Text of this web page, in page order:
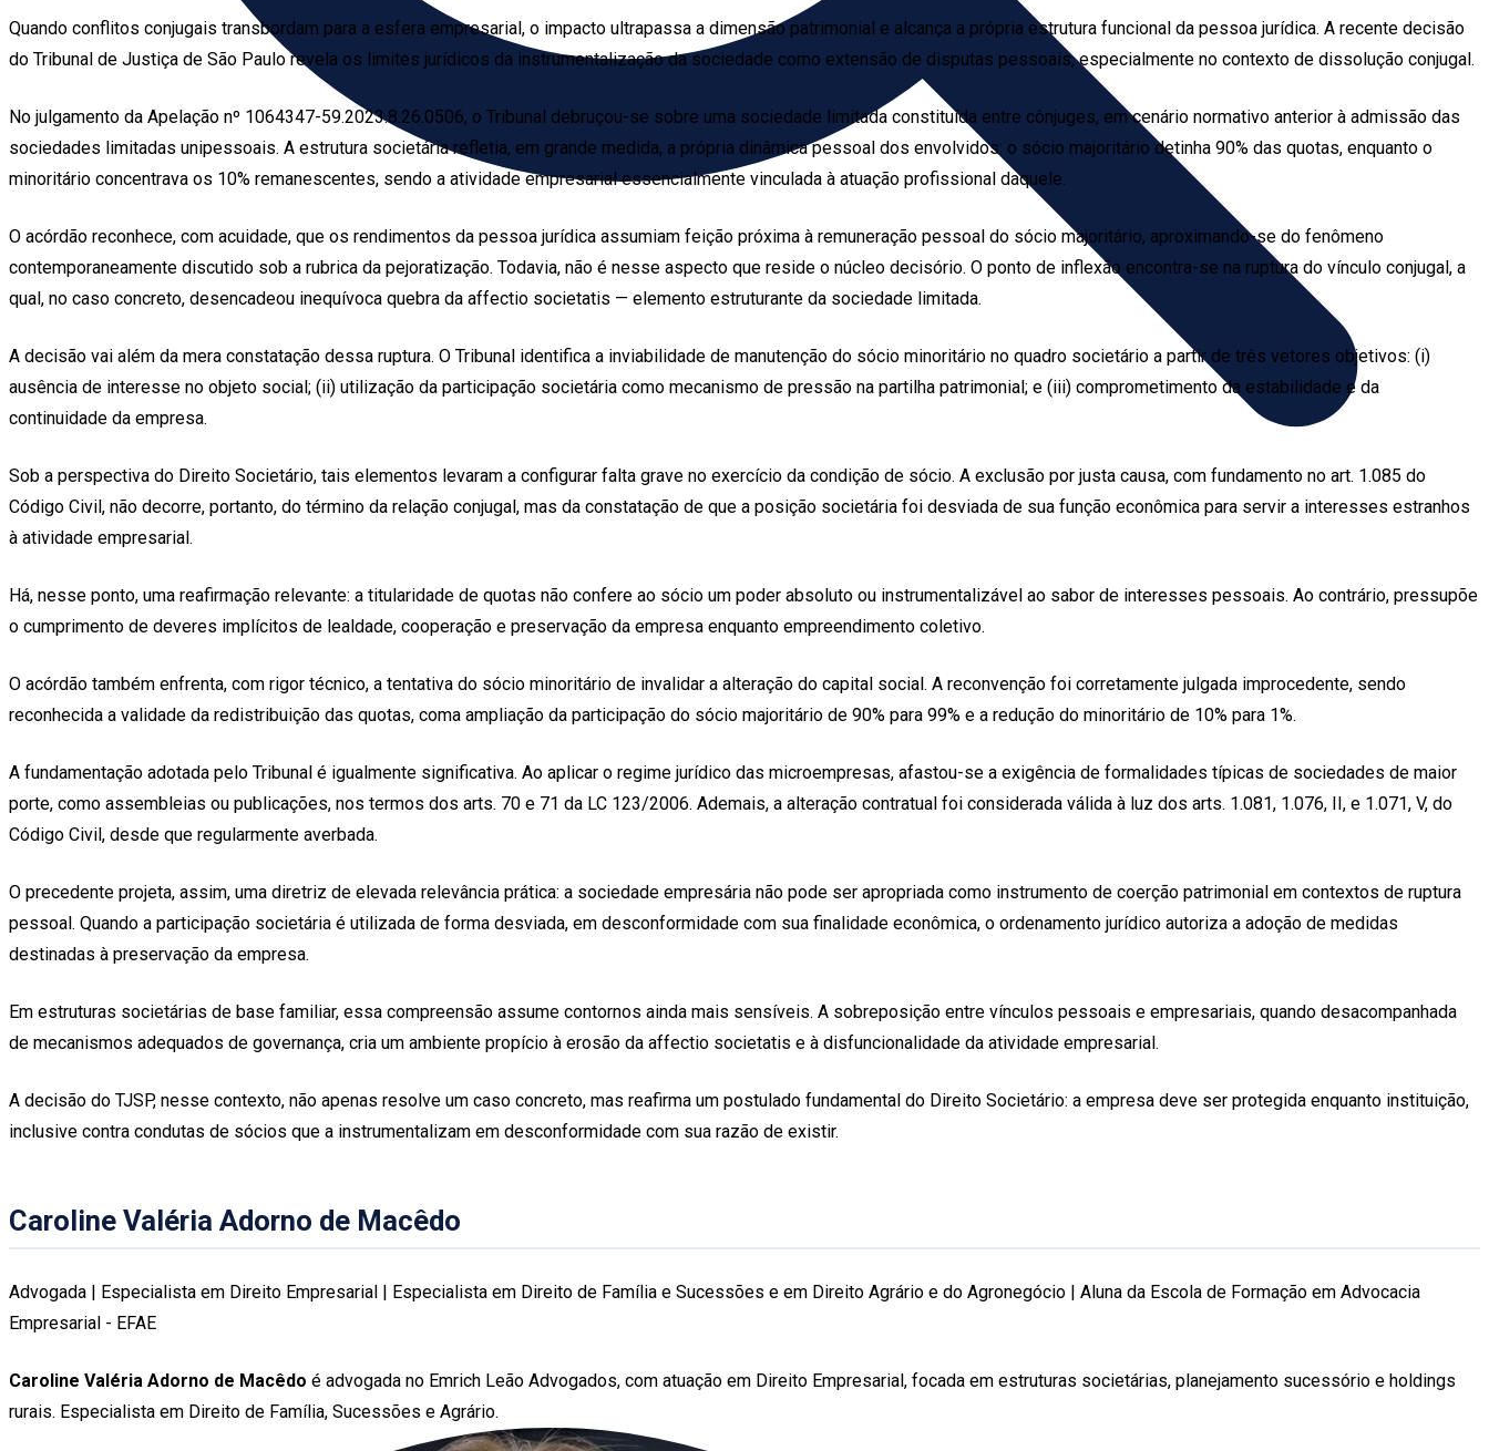
Quando conflitos conjugais transbordam para a esfera empresarial, o impacto ultrapassa a dimensão patrimonial e alcança a própria estrutura funcional da pessoa jurídica. A recente decisão
do Tribunal de Justiça de São Paulo revela os limites jurídicos da instrumentalização da sociedade como extensão de disputas pessoais, especialmente no contexto de dissolução conjugal.
No julgamento da Apelação nº 1064347-59.2023.8.26.0506, o Tribunal debruçou-se sobre uma sociedade limitada constituída entre cônjuges, em cenário normativo anterior à admissão das
sociedades limitadas unipessoais. A estrutura societária refletia, em grande medida, a própria dinâmica pessoal dos envolvidos: o sócio majoritário detinha 90% das quotas, enquanto o
minoritário concentrava os 10% remanescentes, sendo a atividade empresarial essencialmente vinculada à atuação profissional daquele.
O acórdão reconhece, com acuidade, que os rendimentos da pessoa jurídica assumiam feição próxima à remuneração pessoal do sócio majoritário, aproximando-se do fenômeno
contemporaneamente discutido sob a rubrica da pejoratização. Todavia, não é nesse aspecto que reside o núcleo decisório. O ponto de inflexão encontra-se na ruptura do vínculo conjugal, a
qual, no caso concreto, desencadeou inequívoca quebra da affectio societatis — elemento estruturante da sociedade limitada.
A decisão vai além da mera constatação dessa ruptura. O Tribunal identifica a inviabilidade de manutenção do sócio minoritário no quadro societário a partir de três vetores objetivos: (i)
ausência de interesse no objeto social; (ii) utilização da participação societária como mecanismo de pressão na partilha patrimonial; e (iii) comprometimento da estabilidade e da
continuidade da empresa.
Sob a perspectiva do Direito Societário, tais elementos levaram a configurar falta grave no exercício da condição de sócio. A exclusão por justa causa, com fundamento no art. 1.085 do
Código Civil, não decorre, portanto, do término da relação conjugal, mas da constatação de que a posição societária foi desviada de sua função econômica para servir a interesses estranhos
à atividade empresarial.
Há, nesse ponto, uma reafirmação relevante: a titularidade de quotas não confere ao sócio um poder absoluto ou instrumentalizável ao sabor de interesses pessoais. Ao contrário, pressupõe
o cumprimento de deveres implícitos de lealdade, cooperação e preservação da empresa enquanto empreendimento coletivo.
O acórdão também enfrenta, com rigor técnico, a tentativa do sócio minoritário de invalidar a alteração do capital social. A reconvenção foi corretamente julgada improcedente, sendo
reconhecida a validade da redistribuição das quotas, coma ampliação da participação do sócio majoritário de 90% para 99% e a redução do minoritário de 10% para 1%.
A fundamentação adotada pelo Tribunal é igualmente significativa. Ao aplicar o regime jurídico das microempresas, afastou-se a exigência de formalidades típicas de sociedades de maior
porte, como assembleias ou publicações, nos termos dos arts. 70 e 71 da LC 123/2006. Ademais, a alteração contratual foi considerada válida à luz dos arts. 1.081, 1.076, II, e 1.071, V, do
Código Civil, desde que regularmente averbada.
O precedente projeta, assim, uma diretriz de elevada relevância prática: a sociedade empresária não pode ser apropriada como instrumento de coerção patrimonial em contextos de ruptura
pessoal. Quando a participação societária é utilizada de forma desviada, em desconformidade com sua finalidade econômica, o ordenamento jurídico autoriza a adoção de medidas
destinadas à preservação da empresa.
Em estruturas societárias de base familiar, essa compreensão assume contornos ainda mais sensíveis. A sobreposição entre vínculos pessoais e empresariais, quando desacompanhada
de mecanismos adequados de governança, cria um ambiente propício à erosão da affectio societatis e à disfuncionalidade da atividade empresarial.
A decisão do TJSP, nesse contexto, não apenas resolve um caso concreto, mas reafirma um postulado fundamental do Direito Societário: a empresa deve ser protegida enquanto instituição,
inclusive contra condutas de sócios que a instrumentalizam em desconformidade com sua razão de existir.
Caroline Valéria Adorno de Macêdo
Advogada | Especialista em Direito Empresarial | Especialista em Direito de Família e Sucessões e em Direito Agrário e do Agronegócio | Aluna da Escola de Formação em Advocacia
Empresarial - EFAE
Caroline Valéria Adorno de Macêdo é advogada no Emrich Leão Advogados, com atuação em Direito Empresarial, focada em estruturas societárias, planejamento sucessório e holdings
rurais. Especialista em Direito de Família, Sucessões e Agrário.